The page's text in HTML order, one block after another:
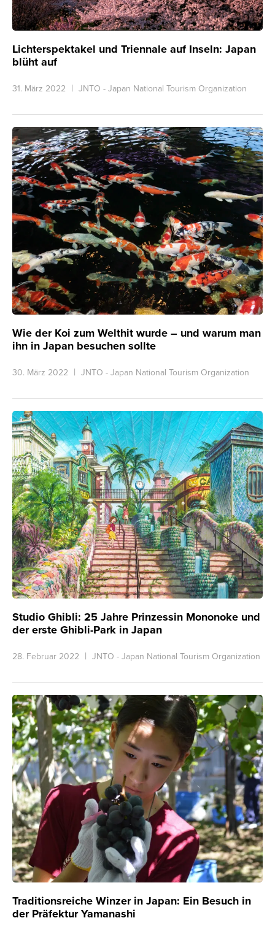
Lichterspektakel und Triennale auf Inseln: Japan
blüht auf
31. März 2022 JNTO - Japan National Tourism Organization
Wie der Koi zum Welthit wurde – und warum man
ihn in Japan besuchen sollte
30. März 2022 JNTO - Japan National Tourism Organization
Studio Ghibli: 25 Jahre Prinzessin Mononoke und
der erste Ghibli-Park in Japan
28. Februar 2022 JNTO - Japan National Tourism Organization
Traditionsreiche Winzer in Japan: Ein Besuch in
der Präfektur Yamanashi